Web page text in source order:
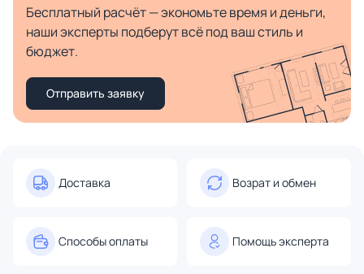
Бесплатный расчёт — экономьте время и деньги,
наши эксперты подберут всё под ваш стиль и
бюджет.
Отправить заявку
Доставка Возрат и обмен
Способы оплаты Помощь эксперта